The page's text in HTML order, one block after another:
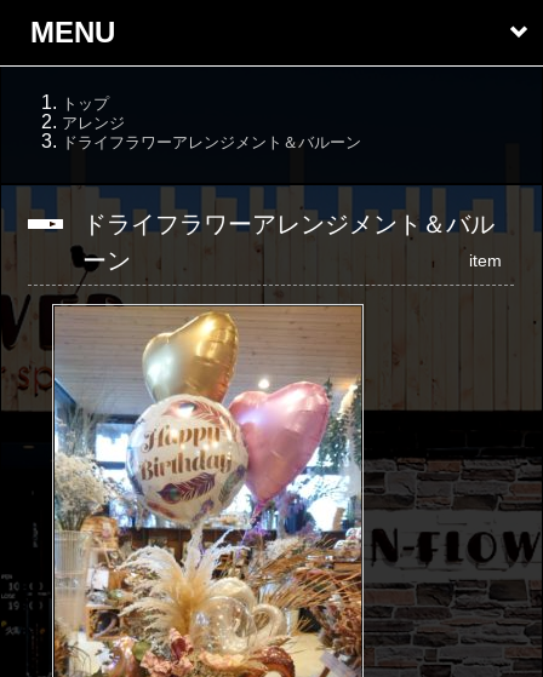
MENU
トップ
アレンジ
ドライフラワーアレンジメント＆バルーン
ドライフラワーアレンジメント＆バル
ーン
item